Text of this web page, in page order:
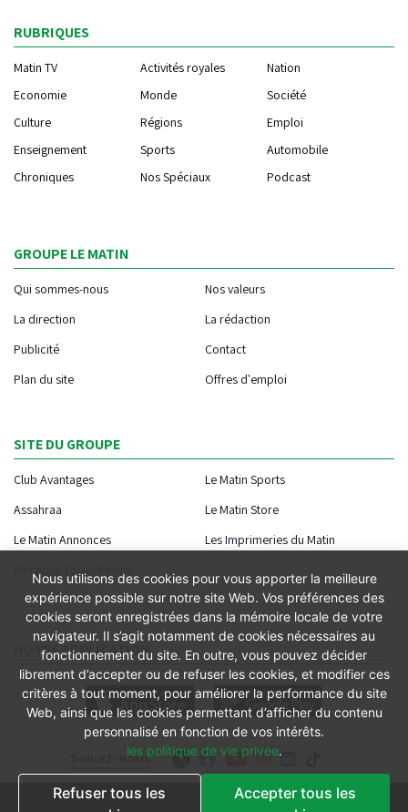
Suivez-nous
RUBRIQUES
Matin TV Activités royales
Nation
Economie
Monde
Société
Culture
Régions
Emploi
Enseignement
Sports
Automobile
Chroniques
Nos Spéciaux Podcast
GROUPE LE MATIN
Qui sommes-nous
Nos valeurs
La direction
La rédaction
Publicité
Contact
Plan du site
Offres d'emploi
SITE DU GROUPE
Club Avantages
Le Matin Sports
Assahraa
Le Matin Store
Le Matin Annonces
Les Imprimeries du Matin
Morocco Today Forum
NOTRE APPLICATION
Nous utilisons des cookies pour vous apporter la meilleure
expérience possible sur notre site Web. Vos préférences des
cookies seront enregistrées dans la mémoire locale de votre
navigateur. Il s’agit notamment de cookies nécessaires au
fonctionnement du site. En outre, vous pouvez décider
librement d’accepter ou de refuser les cookies, et modifier ces
critères à tout moment, pour améliorer la performance du site
Web, ainsi que les cookies permettant d’afficher du contenu
personnalisé en fonction de vos intérêts.
les politique de vie privee.
Refuser tous les
Accepter tous les